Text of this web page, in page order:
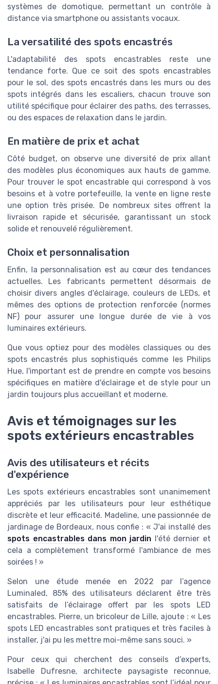
systèmes de domotique, permettant un contrôle à
distance via smartphone ou assistants vocaux.
La versatilité des spots encastrés
L'adaptabilité des spots encastrables reste une
tendance forte. Que ce soit des spots encastrables
pour le sol, des spots encastrés dans les murs ou des
spots intégrés dans les escaliers, chacun trouve son
utilité spécifique pour éclairer des paths, des terrasses,
ou des espaces de relaxation dans le jardin.
En matière de prix et achat
Côté budget, on observe une diversité de prix allant
des modèles plus économiques aux hauts de gamme.
Pour trouver le spot encastrable qui correspond à vos
besoins et à votre portefeuille, la vente en ligne reste
une option très prisée. De nombreux sites offrent la
livraison rapide et sécurisée, garantissant un stock
solide et renouvelé régulièrement.
Choix et personnalisation
Enfin, la personnalisation est au cœur des tendances
actuelles. Les fabricants permettent désormais de
choisir divers angles d'éclairage, couleurs de LEDs, et
mêmes des options de protection renforcée (normes
NF) pour assurer une longue durée de vie à vos
luminaires extérieurs.
Que vous optiez pour des modèles classiques ou des
spots encastrés plus sophistiqués comme les Philips
Hue, l'important est de prendre en compte vos besoins
spécifiques en matière d'éclairage et de style pour un
jardin toujours plus accueillant et moderne.
Avis et témoignages sur les
spots extérieurs encastrables
Avis des utilisateurs et récits
d'expérience
Les spots extérieurs encastrables sont unanimement
appréciés par les utilisateurs pour leur esthétique
discrète et leur efficacité. Madeline, une passionnée de
jardinage de Bordeaux, nous confie : « J'ai installé des
spots encastrables dans mon jardin l'été dernier et
cela a complètement transformé l'ambiance de mes
soirées ! »
Selon une étude menée en 2022 par l’agence
Luminaled, 85% des utilisateurs déclarent être très
satisfaits de l’éclairage offert par les spots LED
encastrables. Pierre, un bricoleur de Lille, ajoute : « Les
spots LED encastrables sont pratiques et très faciles à
installer, j'ai pu les mettre moi-même sans souci. »
Pour ceux qui cherchent des conseils d’experts,
Isabelle Dufresne, architecte paysagiste reconnue,